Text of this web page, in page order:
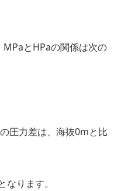
とHPaの関係は次の
圧力差は、海抜0mと比
ります。